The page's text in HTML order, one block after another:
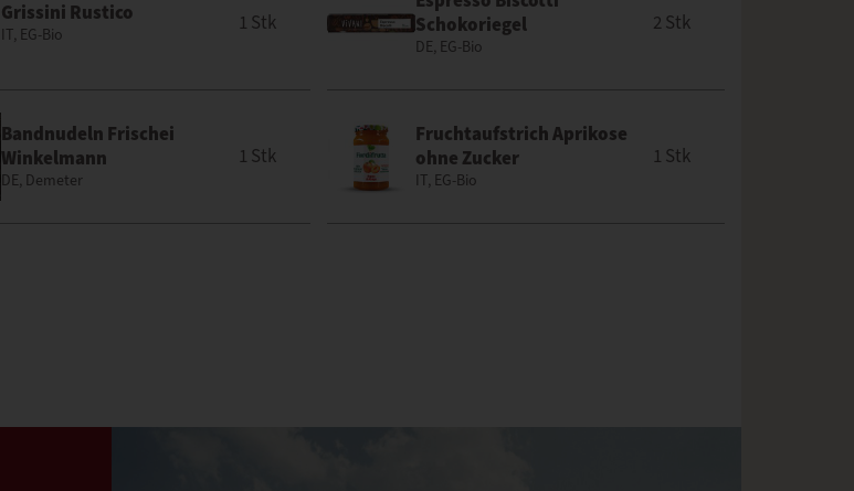
Grissini Rustico
IT, EG-Bio 1 Stk
Schokoriegel
DE, EG-Bio
2 Stk
Bandnudeln Frischei
Winkelmann
DE, Demeter
1 Stk
Fruchtaufstrich Aprikose
ohne Zucker
IT, EG-Bio
1 Stk